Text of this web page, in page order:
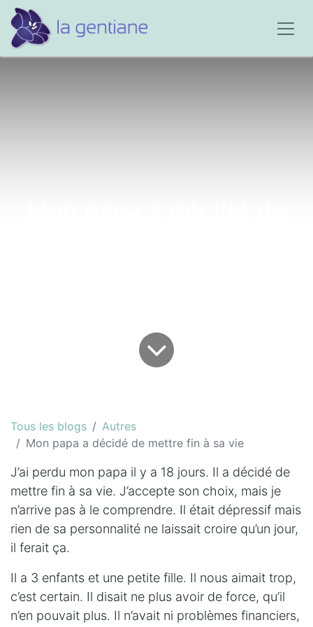
Tous les blogs
Autres
Mon papa a décidé de mettre fin à sa vie
J’ai perdu mon papa il y a 18 jours. Il a décidé de
mettre fin à sa vie. J’accepte son choix, mais je
n’arrive pas à le comprendre. Il était dépressif mais
rien de sa personnalité ne laissait croire qu’un jour,
il ferait ça.
Il a 3 enfants et une petite fille. Il nous aimait trop,
c’est certain. Il disait ne plus avoir de force, qu’il
n’en pouvait plus. Il n’avait ni problèmes financiers,